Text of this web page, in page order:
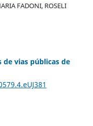
FADONI, ROSELI
de vias públicas de